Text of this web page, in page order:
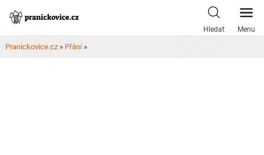
Skip
Hledat Menu
Pranickovice.cz » Přání»